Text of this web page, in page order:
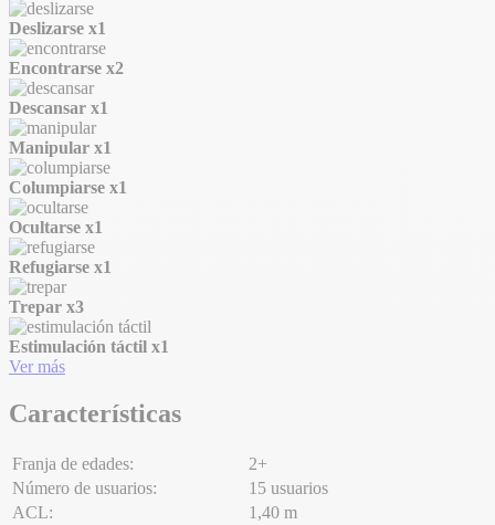
Deslizarse x1
Encontrarse x2
Descansar x1
Manipular x1
Columpiarse x1
Ocultarse x1
Refugiarse x1
Trepar x3
Estimulación táctil x1
Ver más
Características
Franja de edades:
2+
Número de usuarios:
15 usuarios
ACL:
1,40 m